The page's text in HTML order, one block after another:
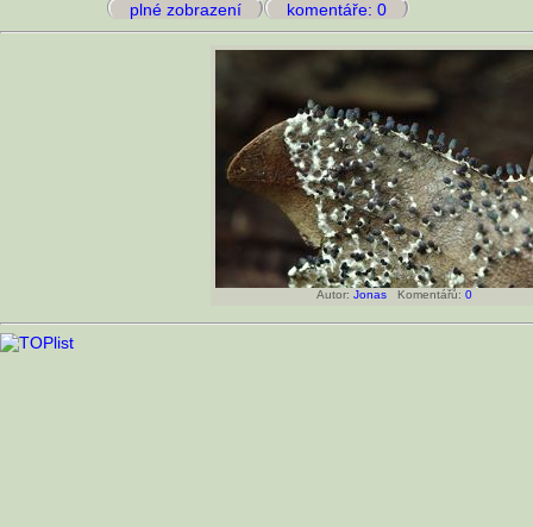
plné zobrazení komentáře: 0
Autor: JonasKomentářů: 0